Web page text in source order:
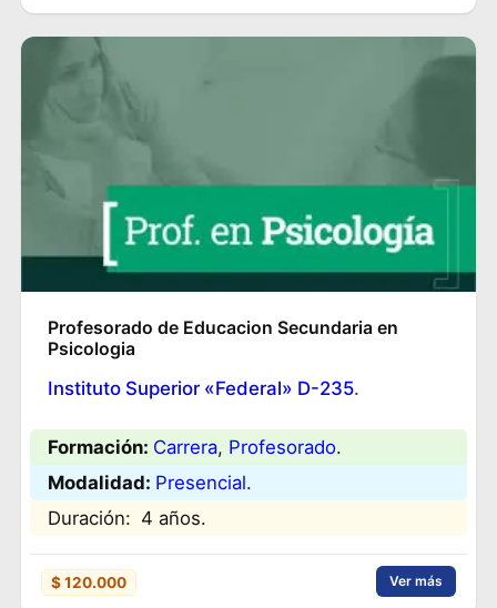
Profesorado de Educacion Secundaria en
Psicologia
Instituto Superior «Federal» D-235.
Formación: Carrera, Profesorado.
Modalidad: Presencial.
Duración: 4 años.
$ 120.000 Ver más